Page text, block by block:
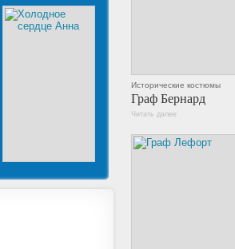
Исторические костюмы
Граф Бернард
Читать далее